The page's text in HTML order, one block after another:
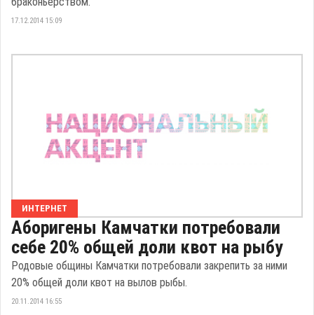
17.12.2014 15:09
ИНТЕРНЕТ
Аборигены Камчатки потребовали
себе 20% общей доли квот на рыбу
Родовые общины Камчатки потребовали закрепить за ними
20% общей доли квот на вылов рыбы.
20.11.2014 16:55